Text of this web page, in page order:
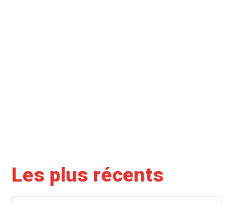
Les plus récents